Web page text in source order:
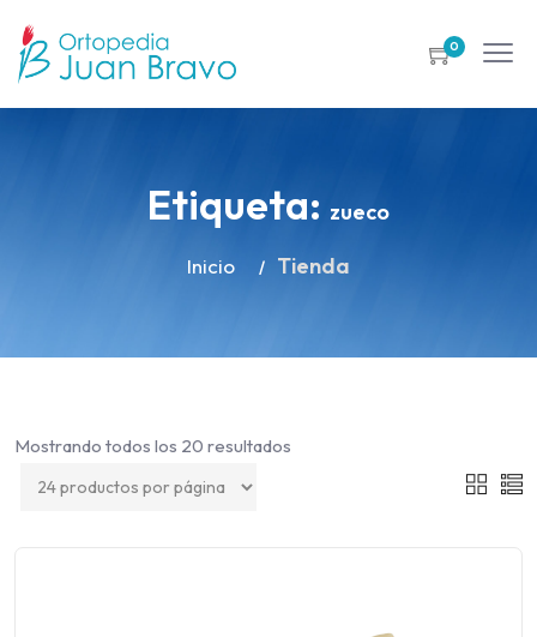
0
Etiqueta: zueco
Inicio Tienda
Mostrando todos los 20 resultados